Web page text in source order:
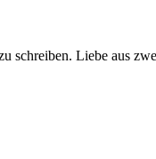
schreiben. Liebe aus